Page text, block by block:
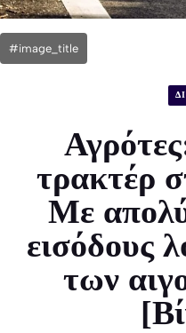
#image_title
τρακτέρ
Με
εισόδους
των